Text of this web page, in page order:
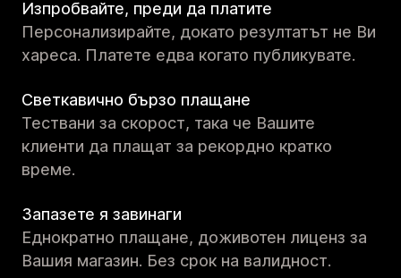
Изпробвайте, преди да платите
Персонализирайте, докато резултатът не Ви
хареса. Платете едва когато публикувате.
Светкавично бързо плащане
Тествани за скорост, така че Вашите
клиенти да плащат за рекордно кратко
време.
Запазете я завинаги
Еднократно плащане, доживотен лиценз за
Вашия магазин. Без срок на валидност.